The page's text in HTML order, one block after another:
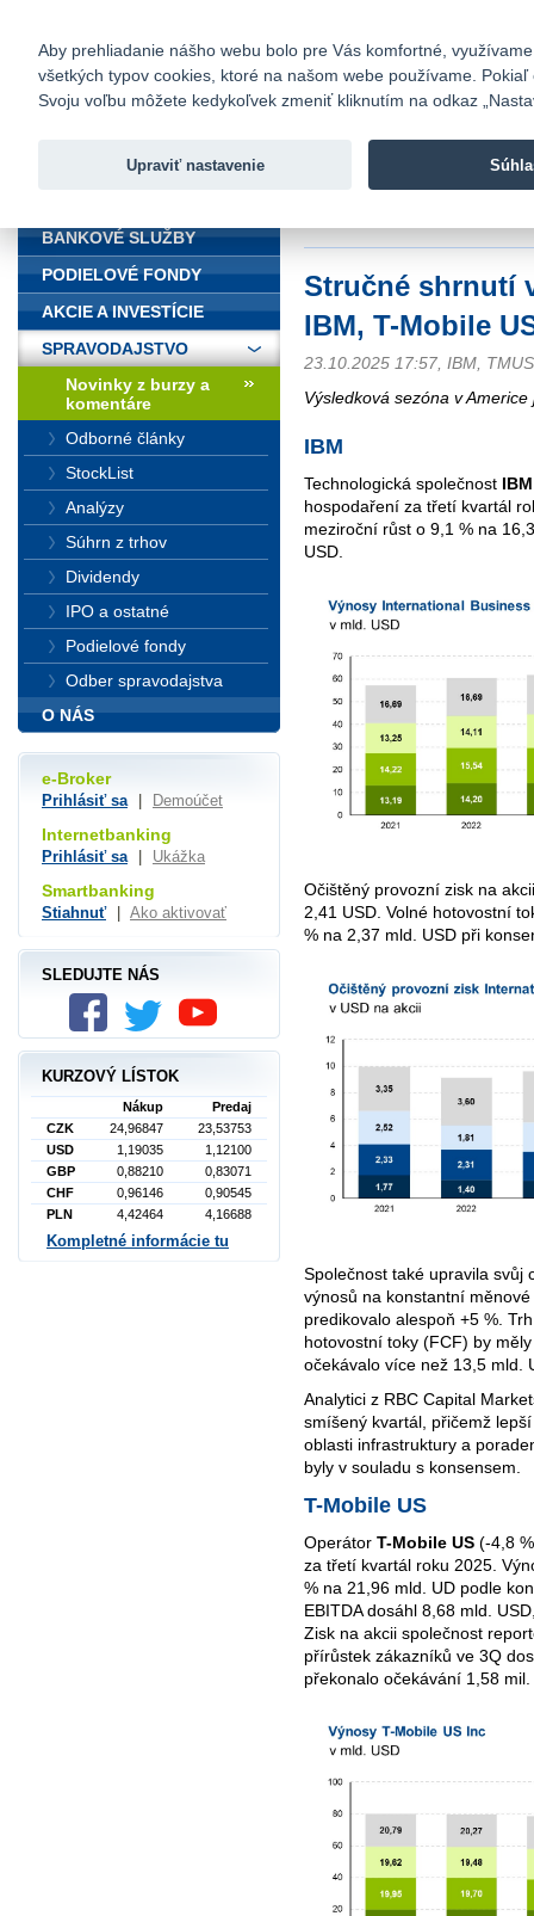
Fio banka
Fio banka
Stručné shrnutí
IBM, T-Mobile
23.10.2025 17:57, IBM,
Výsledková sezóna v
IBM
Technologická společnost IBM
hospodaření za třetí kvartál
meziroční růst o 9,1 % na
USD.
Očištěný provozní zisk na
2,41 USD. Volné hotovostní
% na 2,37 mld. USD při
Společnost také upravila svůj
výnosů na konstantní
predikovalo alespoň +5 %.
hotovostní toky (FCF) by
očekávalo více než 13,5 mld.
Analytici z RBC Capital
smíšený kvartál, přičemž
oblasti infrastruktury a
byly v souladu s konsensem.
T-Mobile US
Operátor T-Mobile US (-4,8
za třetí kvartál roku 2025.
% na 21,96 mld. UD podle
EBITDA dosáhl 8,68 mld.
Zisk na akcii společnost
přírůstek zákazníků ve 3Q
překonalo očekávání 1,58 mil.
BANKOVÉ SLUŽBY
PODIELOVÉ FONDY
AKCIE A INVESTÍCIE
SPRAVODAJSTVO
Novinky z burzy a
komentáre
Odborné články
StockList
Analýzy
Súhrn z trhov
Dividendy
IPO a ostatné
Podielové fondy
Odber spravodajstva
O NÁS
e-Broker
Prihlásiť sa Demoúčet
Internetbanking
Prihlásiť sa Ukážka
Smartbanking
Stiahnuť Ako aktivovať
SLEDUJTE NÁS
KURZOVÝ LÍSTOK
Nákup
Predaj
CZK
24,96847
23,53753
USD
1,19035
1,12100
GBP
0,88210
0,83071
CHF
0,96146
0,90545
PLN
4,42464 4,16688
Kompletné informácie tu
Aby prehliadanie nášho webu bolo pre Vás komfortné,
všetkých typov cookies, ktoré na našom webe používame.
Svoju voľbu môžete kedykoľvek zmeniť kliknutím na odkaz
Upraviť nastavenie